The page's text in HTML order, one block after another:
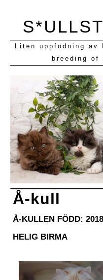
BLOGG
KULLAR VI HAFT
Liten uppfödning
breeding
Å-kull
Å-KULLEN FÖDD:
HELIG BIRMA